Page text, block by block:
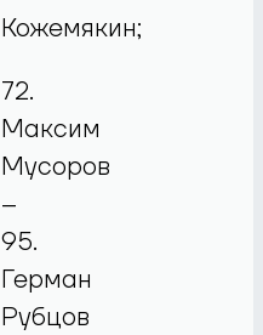
Кожемякин;
72.
Максим
Мусоров
–
95.
Герман
Рубцов